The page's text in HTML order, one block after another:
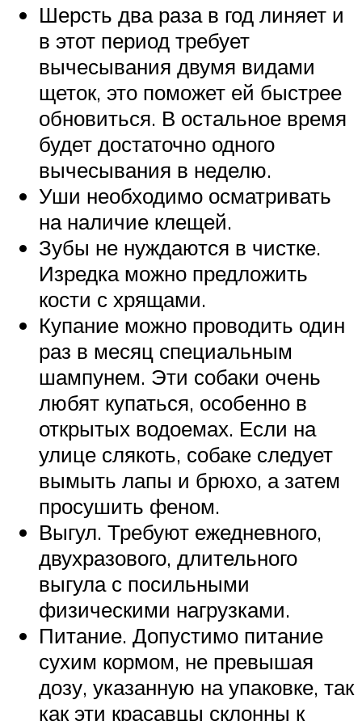
Шерсть два раза в год линяет и
в этот период требует
вычесывания двумя видами
щеток, это поможет ей быстрее
обновиться. В остальное время
будет достаточно одного
вычесывания в неделю.
Уши необходимо осматривать
на наличие клещей.
Зубы не нуждаются в чистке.
Изредка можно предложить
кости с хрящами.
Купание можно проводить один
раз в месяц специальным
шампунем. Эти собаки очень
любят купаться, особенно в
открытых водоемах. Если на
улице слякоть, собаке следует
вымыть лапы и брюхо, а затем
просушить феном.
Выгул. Требуют ежедневного,
двухразового, длительного
выгула с посильными
физическими нагрузками.
Питание. Допустимо питание
сухим кормом, не превышая
дозу, указанную на упаковке, так
как эти красавцы склонны к